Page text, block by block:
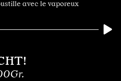
avec le vaporeux